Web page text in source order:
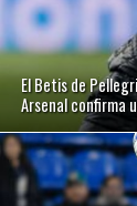
El Betis de
Arsenal confirma